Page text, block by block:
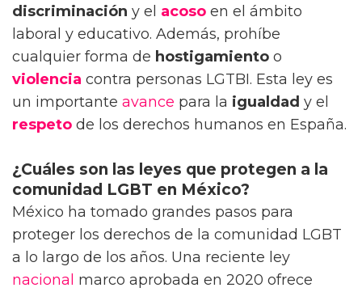
discriminación y el acoso en el ámbito
laboral y educativo. Además, prohíbe
cualquier forma de hostigamiento o
violencia contra personas LGTBI. Esta ley es
un importante avance para la igualdad y el
respeto de los derechos humanos en España.
¿Cuáles son las leyes que protegen a la
comunidad LGBT en México?
México ha tomado grandes pasos para
proteger los derechos de la comunidad LGBT
a lo largo de los años. Una reciente ley
nacional marco aprobada en 2020 ofrece